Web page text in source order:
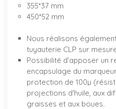
355*37 mm
450*52 mm
Nous réalisons
tuyauterie CLP sur
Possibilité d’apposer un
encapsulage du
protection de 100µ
projections d'huile, aux
graisses et aux boues.